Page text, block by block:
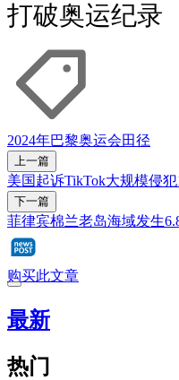
打破奥运纪录
2024年巴黎奥运会田径
上一篇
美国起诉TikTok大规模侵
下一篇
菲律宾棉兰老岛海域发生
购买此文章
最新
热门